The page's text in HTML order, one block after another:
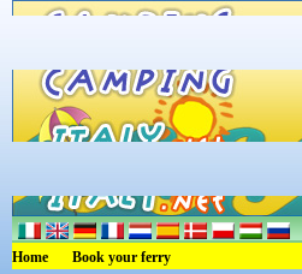
Home
Book your ferry